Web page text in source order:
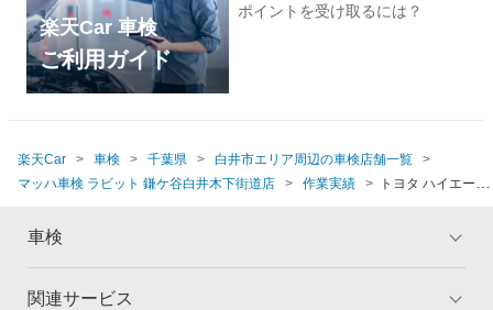
楽天Car 車検
ご利用ガイド
ポイントを受け取るには？
楽天Car 車検 千葉県
白井市エリア周辺の車検店舗一覧
マッハ車検 ラビット 鎌ケ谷白井木下街道店
作業実績
トヨタ ハイエース
車検
トップ
関連サービス